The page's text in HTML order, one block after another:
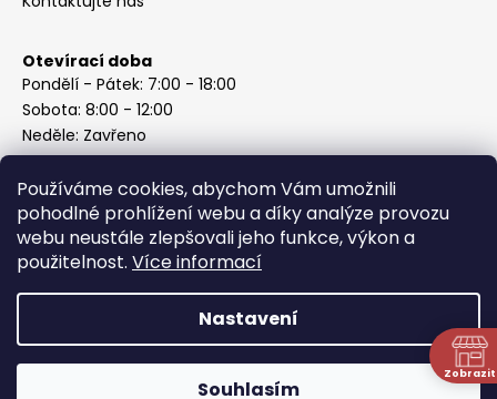
Používáme cookies, abychom Vám umožnili
pohodlné prohlížení webu a díky analýze provozu
webu neustále zlepšovali jeho funkce, výkon a
použitelnost. Více informací
Nastavení
Souhlasím
Otevírací doba
Pondělí - Pátek: 7:00 - 18:00
Sobota: 8:00 - 12:00
Neděle: Zavřeno
Instagram
Copyright 2026ABC Železářství Honzek. Všechna práva
vyhrazena.
Zobrazit